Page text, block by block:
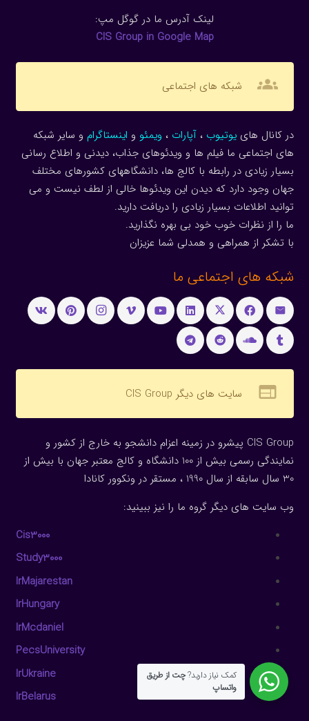
لینک آدرس ما در گوگل مپ:
CIS Group in Google Map
groups شبکه های اجتماعی
در کانال هاییوتیوب ، آپارات ، ویمئو و اینستاگرام و سایر شبکه
های اجتماعی ما فیلم ها و ویدئوهای جذاب، دیدنی و اطلاع رسانی
بسیار زیادی در رابطه با کالج ها، دانشگاههای کشورهای مختلف
جهان وجود دارد که دیدن این ویدئوها خالی از لطف نیست و می
توانید اطلاعات بسیار زیادی را دریافت دارید.
ما را از نظرات خوب خود بی بهره نگذارید.
با تشکر از همراهی و همدلی شما عزیزان
شبکه های اجتماعی ما
web سایت های دیگر CIS Group
CIS Group پیشرو در زمینه اعزام دانشجو به خارج از کشور و
نمایندگی رسمی بیش از 100 دانشگاه و کالج معتبر جهان با بیش از
30 سال سابقه از سال 1990 ، مستقر در ونکوور کانادا
وب سایت های دیگر گروه ما را نیز ببینید:
Cis3000
Study3000
IrMajarestan
IrHungary
IrMcdaniel
PecsUniversity
IrUkraine
IrBelarus
کمک نیاز دارید?چت از طریق
واتساپ